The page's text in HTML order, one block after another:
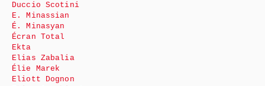
Duccio Scotini
E. Minassian
É. Minasyan
Écran Total
Ekta
Elias Zabalia
Élie Marek
Eliott Dognon